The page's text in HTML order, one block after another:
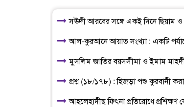
সঊদী আরবের সঙ্গে একই দিনে ছিয়াম ও
আল-কুরআনে আয়াত সংখ্যা : একটি
মুসলিম জাতির বয়সসীমা ও ইমাম মাহদী
প্রশ্ন (১৮/১৭৮) : হিজড়া পশু কুরবানী করা
আহলেহাদীছ ফিৎনা প্রতিরোধে প্রশিক্ষণ